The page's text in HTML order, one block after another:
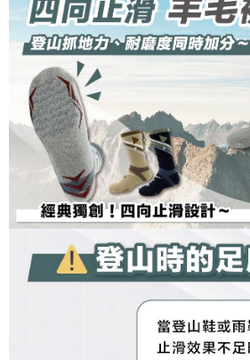
恩沛科技股份有限公司將有權停止該用戶之使